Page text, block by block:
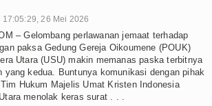
17:05:29, 26 Mei 2026
– Gelombang perlawanan jemaat terhadap
paksa Gedung Gereja Oikoumene (POUK)
Utara (USU) makin memanas paska terbitnya
yang kedua. Buntunya komunikasi dengan pihak
Hukum Majelis Umat Kristen Indonesia
menolak keras surat . . .